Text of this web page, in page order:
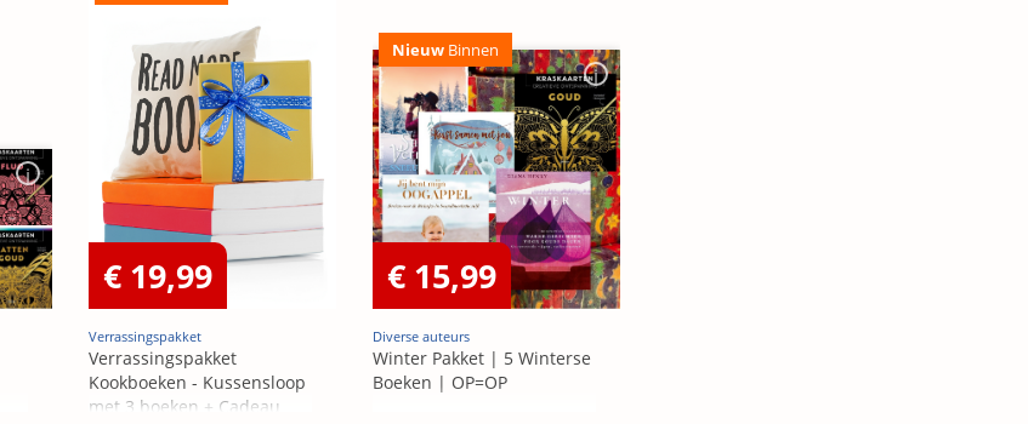
€ 19,99
Verrassingspakket
Verrassingspakket
Kookboeken - Kussensloop
met 3 boeken + Cadeau
Nieuw Binnen
€ 15,99
Diverse auteurs
Winter Pakket | 5 Winterse
Boeken | OP=OP